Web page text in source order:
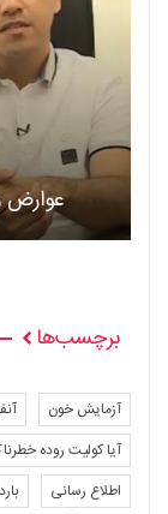
عوارض
برچسب‌ها
آزمایش خون
آیا کولیت روده
اطلاع رسانی